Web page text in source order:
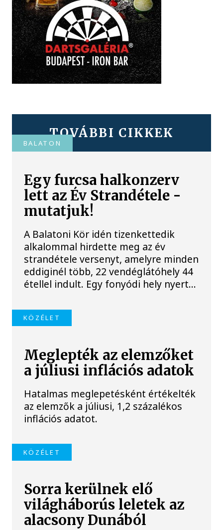
TOVÁBBI CIKKEK
BALATON
Egy furcsa halkonzerv
lett az Év Strandétele -
mutatjuk!
A Balatoni Kör idén tizenkettedik
alkalommal hirdette meg az év
strandétele versenyt, amelyre minden
eddiginél több, 22 vendéglátóhely 44
étellel indult. Egy fonyódi hely nyert...
KÖZÉLET
Meglepték az elemzőket
a júliusi inflációs adatok
Hatalmas meglepetésként értékelték
az elemzők a júliusi, 1,2 százalékos
inflációs adatot.
KÖZÉLET
Sorra kerülnek elő
világháborús leletek az
alacsony Dunából